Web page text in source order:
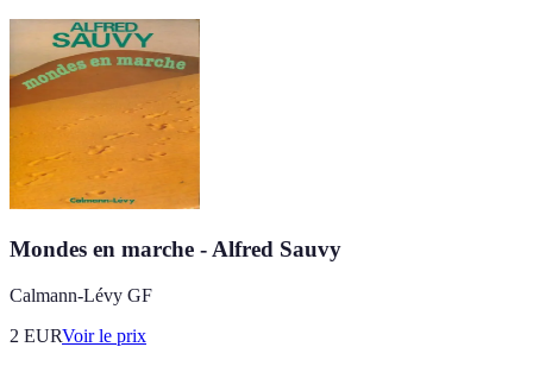
Mondes en marche - Alfred Sauvy
Calmann-Lévy GF
2 EURVoir le prix